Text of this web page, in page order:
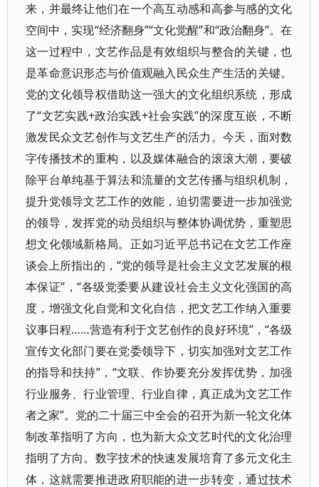
来，并最终让他们在一个高互动感和高参与感的文化
空间中，实现“经济翻身”“文化觉醒”和“政治翻身”。在
这一过程中，文艺作品是有效组织与整合的关键，也
是革命意识形态与价值观融入民众生产生活的关键。
党的文化领导权借助这一强大的文化组织系统，形成
了“文艺实践+政治实践+社会实践”的深度互嵌，不断
激发民众文艺创作与文艺生产的活力。今天，面对数
字传播技术的重构，以及媒体融合的滚滚大潮，要破
除平台单纯基于算法和流量的文艺传播与组织机制，
提升党领导文艺工作的效能，迫切需要进一步加强党
的领导，发挥党的动员组织与整体协调优势，重塑思
想文化领域新格局。正如习近平总书记在文艺工作座
谈会上所指出的，“党的领导是社会主义文艺发展的根
本保证”，“各级党委要从建设社会主义文化强国的高
度，增强文化自觉和文化自信，把文艺工作纳入重要
议事日程……营造有利于文艺创作的良好环境”，“各级
宣传文化部门要在党委领导下，切实加强对文艺工作
的指导和扶持”，“文联、作协要充分发挥优势，加强
行业服务、行业管理、行业自律，真正成为文艺工作
者之家”。党的二十届三中全会的召开为新一轮文化体
制改革指明了方向，也为新大众文艺时代的文化治理
指明了方向。数字技术的快速发展培育了多元文化主
体，这就需要推进政府职能的进一步转变，通过技术